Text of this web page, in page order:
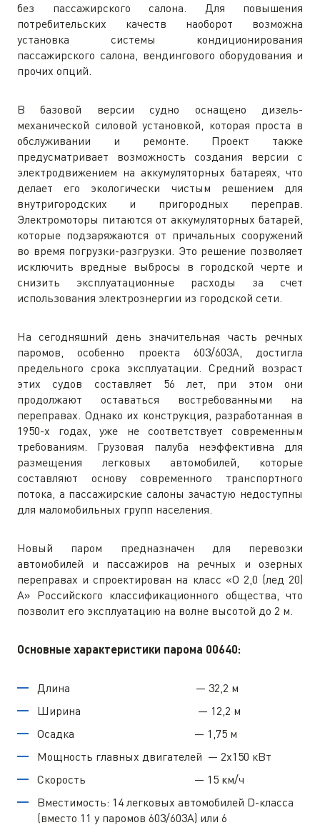
без пассажирского салона. Для повышения
потребительских качеств наоборот возможна
установка системы кондиционирования
пассажирского салона, вендингового оборудования и
прочих опций.
В базовой версии судно оснащено дизель-
механической силовой установкой, которая проста в
обслуживании и ремонте. Проект также
предусматривает возможность создания версии с
электродвижением на аккумуляторных батареях, что
делает его экологически чистым решением для
внутригородских и пригородных переправ.
Электромоторы питаются от аккумуляторных батарей,
которые подзаряжаются от причальных сооружений
во время погрузки-разгрузки. Это решение позволяет
исключить вредные выбросы в городской черте и
снизить эксплуатационные расходы за счет
использования электроэнергии из городской сети.
На сегодняшний день значительная часть речных
паромов, особенно проекта 603/603А, достигла
предельного срока эксплуатации. Средний возраст
этих судов составляет 56 лет, при этом они
продолжают оставаться востребованными на
переправах. Однако их конструкция, разработанная в
1950-х годах, уже не соответствует современным
требованиям. Грузовая палуба неэффективна для
размещения легковых автомобилей, которые
составляют основу современного транспортного
потока, а пассажирские салоны зачастую недоступны
для маломобильных групп населения.
Новый паром предназначен для перевозки
автомобилей и пассажиров на речных и озерных
переправах и спроектирован на класс «О 2,0 (лед 20)
А» Российского классификационного общества, что
позволит его эксплуатацию на волне высотой до 2 м.
Основные характеристики парома 00640:
Длина — 32,2 м
Ширина — 12,2 м
Осадка — 1,75 м
Мощность главных двигателей — 2х150 кВт
Скорость — 15 км/ч
Вместимость: 14 легковых автомобилей D-класса
(вместо 11 у паромов 603/603А) или 6